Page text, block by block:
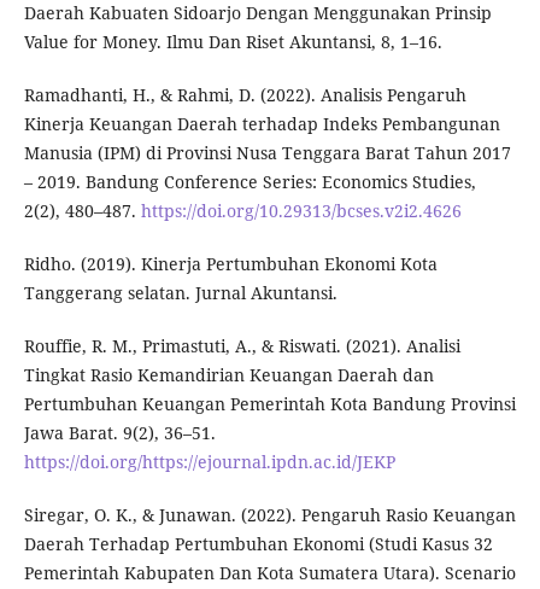
Daerah Kabuaten Sidoarjo Dengan Menggunakan Prinsip
Value for Money. Ilmu Dan Riset Akuntansi, 8, 1–16.
Ramadhanti, H., & Rahmi, D. (2022). Analisis Pengaruh
Kinerja Keuangan Daerah terhadap Indeks Pembangunan
Manusia (IPM) di Provinsi Nusa Tenggara Barat Tahun 2017
– 2019. Bandung Conference Series: Economics Studies,
2(2), 480–487. https://doi.org/10.29313/bcses.v2i2.4626
Ridho. (2019). Kinerja Pertumbuhan Ekonomi Kota
Tanggerang selatan. Jurnal Akuntansi.
Rouffie, R. M., Primastuti, A., & Riswati. (2021). Analisi
Tingkat Rasio Kemandirian Keuangan Daerah dan
Pertumbuhan Keuangan Pemerintah Kota Bandung Provinsi
Jawa Barat. 9(2), 36–51.
https://doi.org/https://ejournal.ipdn.ac.id/JEKP
Siregar, O. K., & Junawan. (2022). Pengaruh Rasio Keuangan
Daerah Terhadap Pertumbuhan Ekonomi (Studi Kasus 32
Pemerintah Kabupaten Dan Kota Sumatera Utara). Scenario